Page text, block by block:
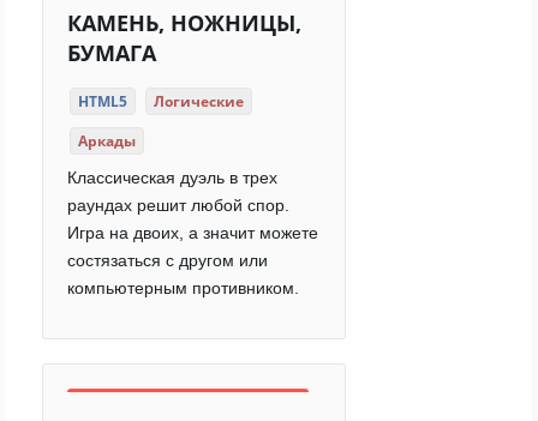
КАМЕНЬ, НОЖНИЦЫ,
БУМАГА
HTML5
Логические
Аркады
Классическая дуэль в трех
раундах решит любой спор.
Игра на двоих, а значит можете
состязаться с другом или
компьютерным противником.